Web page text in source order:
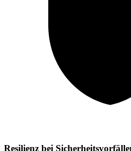
Resilienz bei